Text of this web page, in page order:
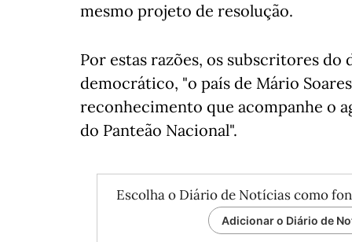
mesmo projeto de resolução.
Por estas razões, os subscritores
democrático, "o país de Mário
reconhecimento que acompanhe o
do Panteão Nacional".
Escolha o Diário de Notícias como
Adicionar o Diário de